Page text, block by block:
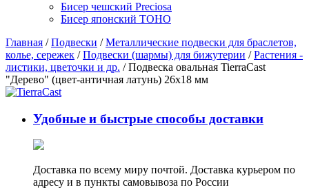
Бисер чешский Preciosa
Бисер японский TOHO
Главная /Подвески /Металлические подвески для браслетов,
колье, сережек /Подвески (шармы) для бижутерии /Растения -
листики, цветочки и др. / Подвеска овальная TierraCast
"Дерево" (цвет-античная латунь) 26х18 мм
Удобные и быстрые способы доставки
Доставка по всему миру почтой. Доставка курьером по
адресу и в пункты самовывоза по России